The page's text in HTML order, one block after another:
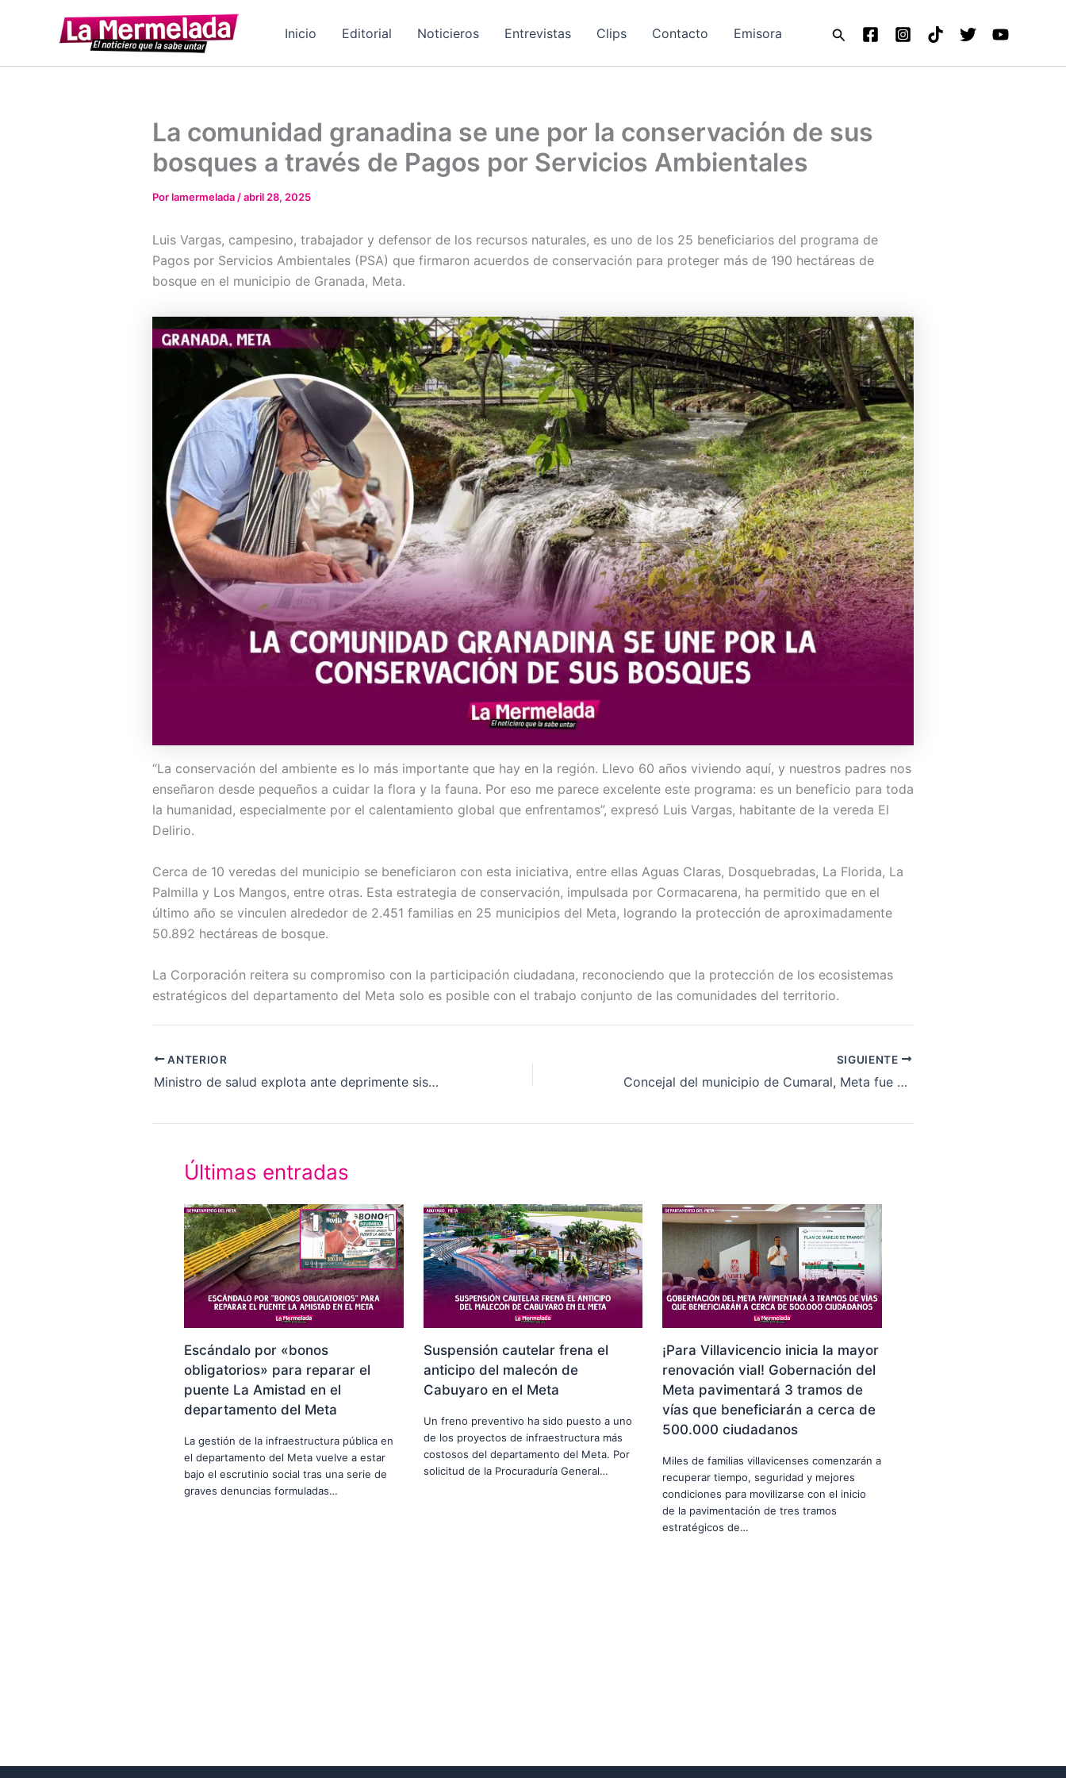
Inicio Editorial Noticieros Entrevistas Clips Contacto Emisora Buscar
La comunidad granadina se une por la conservación de sus
bosques a través de Pagos por Servicios Ambientales
Porlamermelada/abril 28, 2025
Luis Vargas, campesino, trabajador y defensor de los recursos naturales, es uno de los 25 beneficiarios del programa de
Pagos por Servicios Ambientales (PSA) que firmaron acuerdos de conservación para proteger más de 190 hectáreas de
bosque en el municipio de Granada, Meta.
“La conservación del ambiente es lo más importante que hay en la región. Llevo 60 años viviendo aquí, y nuestros padres nos
enseñaron desde pequeños a cuidar la flora y la fauna. Por eso me parece excelente este programa: es un beneficio para toda
la humanidad, especialmente por el calentamiento global que enfrentamos”, expresó Luis Vargas, habitante de la vereda El
Delirio.
Cerca de 10 veredas del municipio se beneficiaron con esta iniciativa, entre ellas Aguas Claras, Dosquebradas, La Florida, La
Palmilla y Los Mangos, entre otras. Esta estrategia de conservación, impulsada por Cormacarena, ha permitido que en el
último año se vinculen alrededor de 2.451 familias en 25 municipios del Meta, logrando la protección de aproximadamente
50.892 hectáreas de bosque.
La Corporación reitera su compromiso con la participación ciudadana, reconociendo que la protección de los ecosistemas
estratégicos del departamento del Meta solo es posible con el trabajo conjunto de las comunidades del territorio.
ANTERIOR
Ministro de salud explota ante deprimente sistema de salud en el Meta
SIGUIENTE
Concejal del municipio de Cumaral, Meta fue amenazado de muerte
Últimas entradas
Escándalo por «bonos
obligatorios» para reparar el
puente La Amistad en el
departamento del Meta
La gestión de la infraestructura pública en
el departamento del Meta vuelve a estar
bajo el escrutinio social tras una serie de
graves denuncias formuladas…
Suspensión cautelar frena el
anticipo del malecón de
Cabuyaro en el Meta
Un freno preventivo ha sido puesto a uno
de los proyectos de infraestructura más
costosos del departamento del Meta. Por
solicitud de la Procuraduría General…
¡Para Villavicencio inicia la mayor
renovación vial! Gobernación del
Meta pavimentará 3 tramos de
vías que beneficiarán a cerca de
500.000 ciudadanos
Miles de familias villavicenses comenzarán a
recuperar tiempo, seguridad y mejores
condiciones para movilizarse con el inicio
de la pavimentación de tres tramos
estratégicos de…